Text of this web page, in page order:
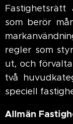
som berör
regler som
ut, och
två
speciell
Allmän